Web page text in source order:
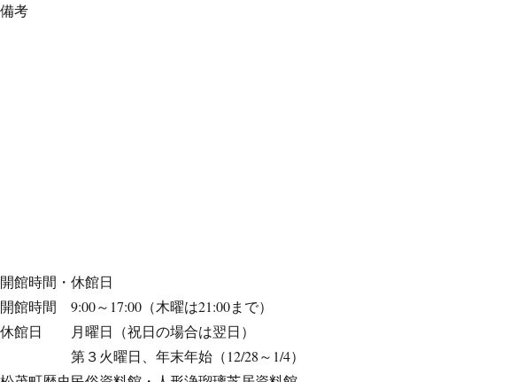
備考
開館時間・休館日
開館時間 9:00～17:00（木曜は21:00まで）
休館日 月曜日（祝日の場合は翌日）
第３火曜日、年末年始（12/28～1/4）